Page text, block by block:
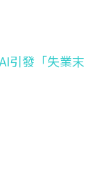
引發「失業末